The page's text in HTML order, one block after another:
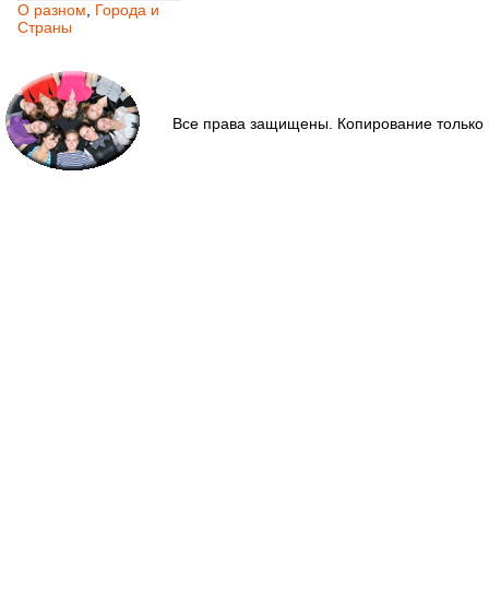
О разном
Города и
Страны
Все права защищены. Копирование только